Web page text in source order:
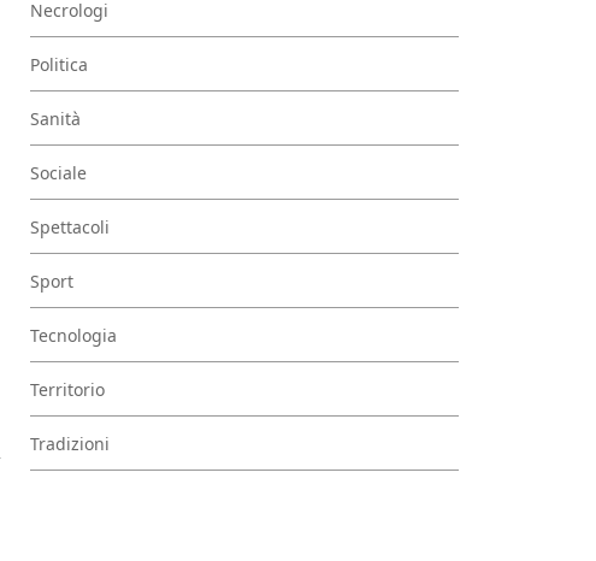
Necrologi
Politica
Sanità
Sociale
Spettacoli
Sport
Tecnologia
Territorio
Tradizioni